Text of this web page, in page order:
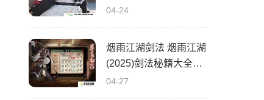
么她的内容这么吸睛？
04-24
烟雨江湖剑法 烟雨江湖
(2025)剑法秘籍大全获
得途径
04-27